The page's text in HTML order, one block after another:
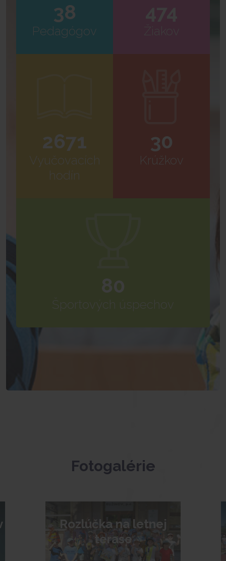
38
Pedagógov
2671
Vyučovacích
hodín
30
Krúžkov
80
Športových úspechov
Fotogalérie
Rozlúčka na letnej
terase